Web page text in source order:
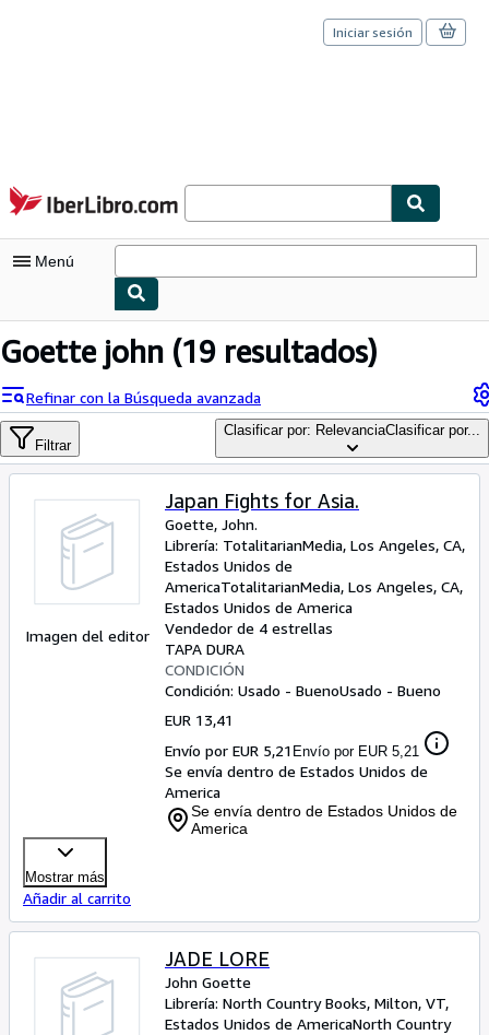
Pasar al contenido principal
IberLibro.com
Iniciar sesión
Menú
Mi cuenta
Cerrar sesión
Búsqueda avanzada
Libros antiguos
Arte y coleccionismo
Vendedores
Comenzar a vender
CERRAR
Goette john (19 resultados)
Refinar con la Búsqueda avanzada
Filtrar
Clasificar por: RelevanciaClasificar por...
Imagen del editor
Japan Fights for Asia.
Goette, John.
Librería: TotalitarianMedia, Los Angeles, CA,
Estados Unidos de
AmericaTotalitarianMedia, Los Angeles, CA,
Estados Unidos de America
Vendedor de 4 estrellas
TAPA DURA
CONDICIÓN
Condición: Usado - BuenoUsado - Bueno
EUR 13,41
Envío por EUR 5,21 Envío por EUR 5,21
Se envía dentro de Estados Unidos de
America
Se envía dentro de Estados Unidos de
America
Mostrar más
Añadir al carrito
JADE LORE
John Goette
Librería: North Country Books, Milton, VT,
Estados Unidos de AmericaNorth Country